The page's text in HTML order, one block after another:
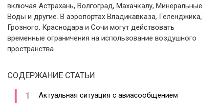
включая Астрахань, Волгоград, Махачкалу, Минеральные
Воды и другие. В аэропортах Владикавказа, Геленджика,
Грозного, Краснодара и Сочи могут действовать
временные ограничения на использование воздушного
пространства.
СОДЕРЖАНИЕ СТАТЬИ
Актуальная ситуация с авиасообщением